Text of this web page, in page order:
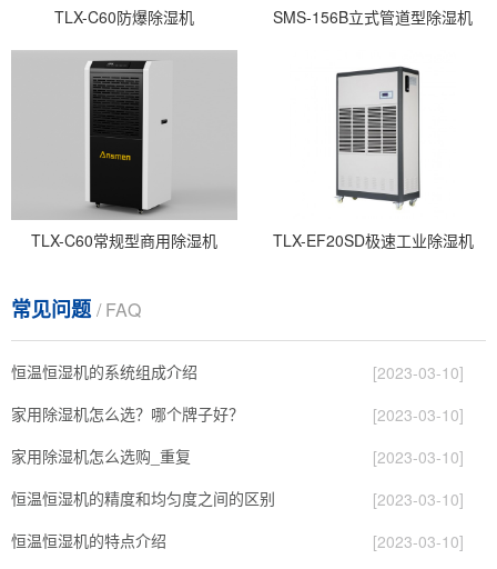
TLX-C60防爆除湿机 SMS-156B立式管道型除湿机
TLX-C60常规型商用除湿机 TLX-EF20SD极速工业除湿机
常见问题/ FAQ
恒温恒湿机的系统组成介绍
[2023-03-10]
家用除湿机怎么选？哪个牌子好？
[2023-03-10]
家用除湿机怎么选购_重复
[2023-03-10]
恒温恒湿机的精度和均匀度之间的区别
[2023-03-10]
恒温恒湿机的特点介绍
[2023-03-10]